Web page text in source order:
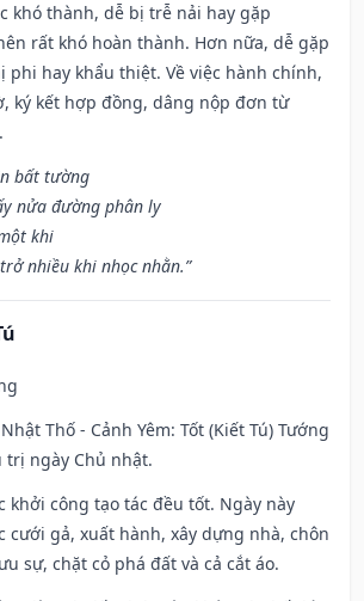
khó thành, dễ bị trễ nải hay gặp
rất khó hoàn thành. Hơn nữa, dễ gặp
phi hay khẩu thiệt. Về việc hành chính,
ký kết hợp đồng, dâng nộp đơn từ
bất tường
nửa đường phân ly
khi
nhiều khi nhọc nhằn.”
Thố - Cảnh Yêm: Tốt (Kiết Tú) Tướng
trị ngày Chủ nhật.
khởi công tạo tác đều tốt. Ngày này
cưới gả, xuất hành, xây dựng nhà, chôn
sự, chặt cỏ phá đất và cả cắt áo.